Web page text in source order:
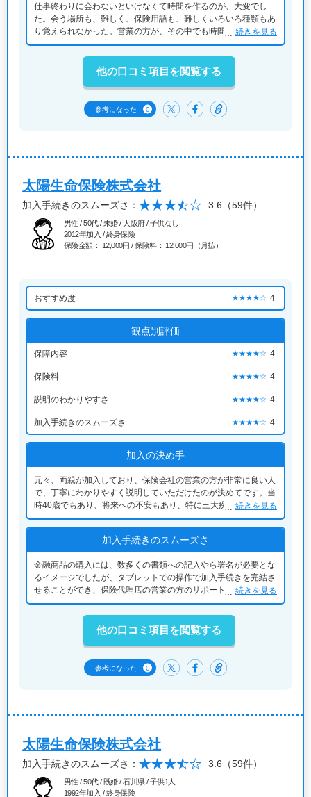
仕事終わりに会わないといけなくて時間を作るのが、大変でし
た。会う場所も、難しく、保険用語も、難しくいろいろ種類もあ
り覚えられなかった。営業の方が、その中でも時間を作ってくだ
さり大変面倒でしたが、サポートしてもらえた
続きを見る
参考になった 0
他の口コミ項目を閲覧する
太陽生命保険株式会社
加入手続きのスムーズさ： 3.6 （59件）
男性 / 50代 / 未婚 / 大阪府 / 子供なし
2012年加入 / 終身保険
保険金額： 12,000円 / 保険料： 12,000円（月払）
おすすめ度 ★★★★☆ 4
観点別評価
保障内容 ★★★★☆ 4
保険料 ★★★★☆ 4
説明のわかりやすさ ★★★★☆ 4
加入手続きのスムーズさ ★★★★☆ 4
加入の決め手
元々、両親が加入しており、保険会社の営業の方が非常に良い人
で、丁寧にわかりやすく説明していただけたのが決めてです。当
時40歳でもあり、将来への不安もあり、特に三大疾病の保障が手
厚く、安心できる内容でしたので決断しました。
続きを見る
加入手続きのスムーズさ
金融商品の購入には、数多くの書類への記入やら署名が必要とな
るイメージでしたが、タブレットでの操作で加入手続きを完結さ
せることができ、保険代理店の営業の方のサポートもあり、スム
ーズに手続きを終えることができました。
続きを見る
参考になった 0
他の口コミ項目を閲覧する
太陽生命保険株式会社
加入手続きのスムーズさ： 3.6 （59件）
男性 / 50代 / 既婚 / 石川県 / 子供1人
1992年加入 / 終身保険